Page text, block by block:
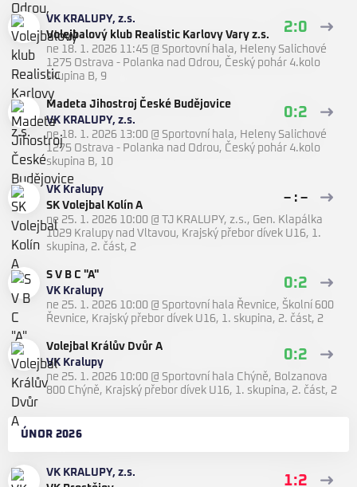
VK KRALUPY, z.s.
Volejbalový klub Realistic Karlovy Vary z.s.
2:0
ne 18. 1. 2026 11:45 @ Sportovní hala, Heleny Salichové
1275 Ostrava - Polanka nad Odrou, Český pohár 4.kolo
skupina B, 9
Madeta Jihostroj České Budějovice
VK KRALUPY, z.s.
0:2
ne 18. 1. 2026 13:00 @ Sportovní hala, Heleny Salichové
1275 Ostrava - Polanka nad Odrou, Český pohár 4.kolo
skupina B, 10
VK Kralupy
SK Volejbal Kolín A
– : –
ne 25. 1. 2026 10:00 @
TJ KRALUPY, z.s., Gen. Klapálka
1029 Kralupy nad Vltavou, Krajský přebor dívek U16, 1.
skupina, 2. část, 2
S V B C "A"
VK Kralupy
0:2
ne 25. 1. 2026 10:00 @ Sportovní hala Řevnice, Školní 600
Řevnice, Krajský přebor dívek U16, 1. skupina, 2. část, 2
Volejbal Králův Dvůr A
VK Kralupy
0:2
ne 25. 1. 2026 10:00 @ Sportovní hala Chýně, Bolzanova
800 Chýně, Krajský přebor dívek U16, 1. skupina, 2. část, 2
ÚNOR 2026
VK KRALUPY, z.s.
1:2